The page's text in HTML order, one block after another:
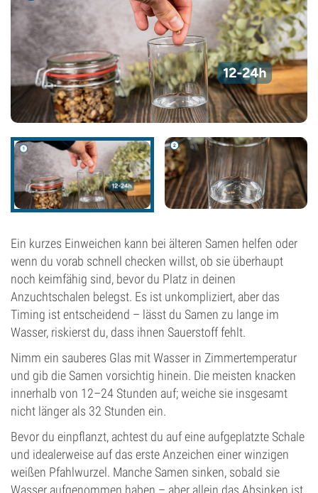
Ein kurzes Einweichen kann bei älteren Samen helfen oder
wenn du vorab schnell checken willst, ob sie überhaupt
noch keimfähig sind, bevor du Platz in deinen
Anzuchtschalen belegst. Es ist unkompliziert, aber das
Timing ist entscheidend – lässt du Samen zu lange im
Wasser, riskierst du, dass ihnen Sauerstoff fehlt.
Nimm ein sauberes Glas mit Wasser in Zimmertemperatur
und gib die Samen vorsichtig hinein. Die meisten knacken
innerhalb von 12–24 Stunden auf; weiche sie insgesamt
nicht länger als 32 Stunden ein.
Bevor du einpflanzt, achtest du auf eine aufgeplatzte Schale
und idealerweise auf das erste Anzeichen einer winzigen
weißen Pfahlwurzel. Manche Samen sinken, sobald sie
Wasser aufgenommen haben – aber allein das Absinken ist